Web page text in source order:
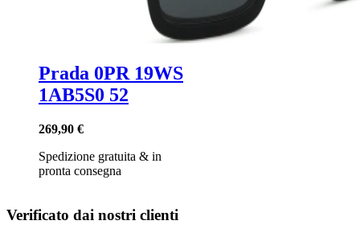
Prada 0PR 19WS
1AB5S0 52
269,90 €
Spedizione gratuita & in
pronta consegna
Verificato dai nostri clienti